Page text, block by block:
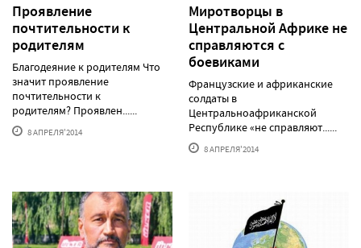
Проявление
почтительности к
родителям
Благодеяние к родителям Что
значит проявление
почтительности к
родителям? Проявлен......
8 АПРЕЛЯ'2014
Миротворцы в
Центральной Африке не
справляются с
боевиками
Французские и африканские
солдаты в
Центральноафриканской
Республике «не справляют......
8 АПРЕЛЯ'2014